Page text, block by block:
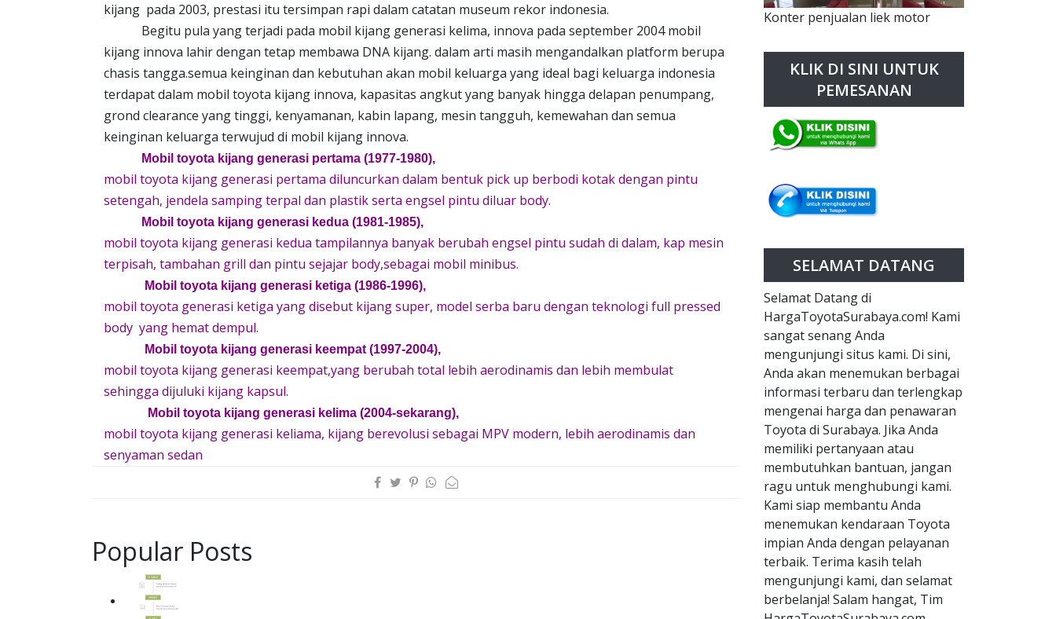
kijang pada 2003, prestasi itu tersimpan rapi dalam catatan museum rekor indonesia.
Begitu pula yang terjadi pada mobil kijang generasi kelima, innova pada september 2004 mobil
kijang innova lahir dengan tetap membawa DNA kijang. dalam arti masih mengandalkan platform berupa
chasis tangga.semua keinginan dan kebutuhan akan mobil keluarga yang ideal bagi keluarga indonesia
terdapat dalam mobil toyota kijang innova, kapasitas angkut yang banyak hingga delapan penumpang,
grond clearance yang tinggi, kenyamanan, kabin lapang, mesin tangguh, kemewahan dan semua
keinginan keluarga terwujud di mobil kijang innova.
Mobil toyota kijang generasi pertama (1977-1980),
mobil toyota kijang generasi pertama diluncurkan dalam bentuk pick up berbodi kotak dengan pintu
setengah, jendela samping terpal dan plastik serta engsel pintu diluar body.
Mobil toyota kijang generasi kedua (1981-1985),
mobil toyota kijang generasi kedua tampilannya banyak berubah engsel pintu sudah di dalam, kap mesin
terpisah, tambahan grill dan pintu sejajar body,sebagai mobil minibus.
Mobil toyota kijang generasi ketiga (1986-1996),
mobil toyota generasi ketiga yang disebut kijang super, model serba baru dengan teknologi full pressed
body yang hemat dempul.
Mobil toyota kijang generasi keempat (1997-2004),
mobil toyota kijang generasi keempat,yang berubah total lebih aerodinamis dan lebih membulat
sehingga dijuluki kijang kapsul.
Mobil toyota kijang generasi kelima (2004-sekarang),
mobil toyota kijang generasi keliama, kijang berevolusi sebagai MPV modern, lebih aerodinamis dan
senyaman sedan
Popular Posts
Konter penjualan liek motor
KLIK DI SINI UNTUK
PEMESANAN
SELAMAT DATANG
Selamat Datang di
HargaToyotaSurabaya.com! Kami
sangat senang Anda
mengunjungi situs kami. Di sini,
Anda akan menemukan berbagai
informasi terbaru dan terlengkap
mengenai harga dan penawaran
Toyota di Surabaya. Jika Anda
memiliki pertanyaan atau
membutuhkan bantuan, jangan
ragu untuk menghubungi kami.
Kami siap membantu Anda
menemukan kendaraan Toyota
impian Anda dengan pelayanan
terbaik. Terima kasih telah
mengunjungi kami, dan selamat
berbelanja! Salam hangat, Tim